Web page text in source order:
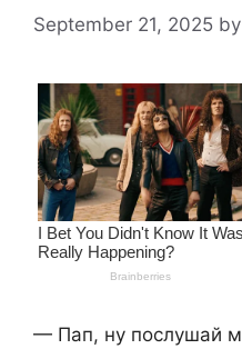
September 21, 2025 by
— Пап, ну послушай